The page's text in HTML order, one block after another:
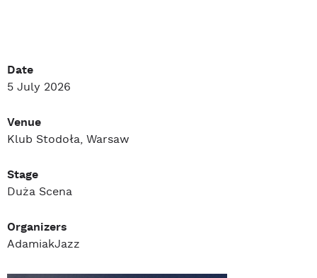
Date
5 July 2026
Venue
Klub Stodoła, Warsaw
Stage
Duża Scena
Organizers
AdamiakJazz